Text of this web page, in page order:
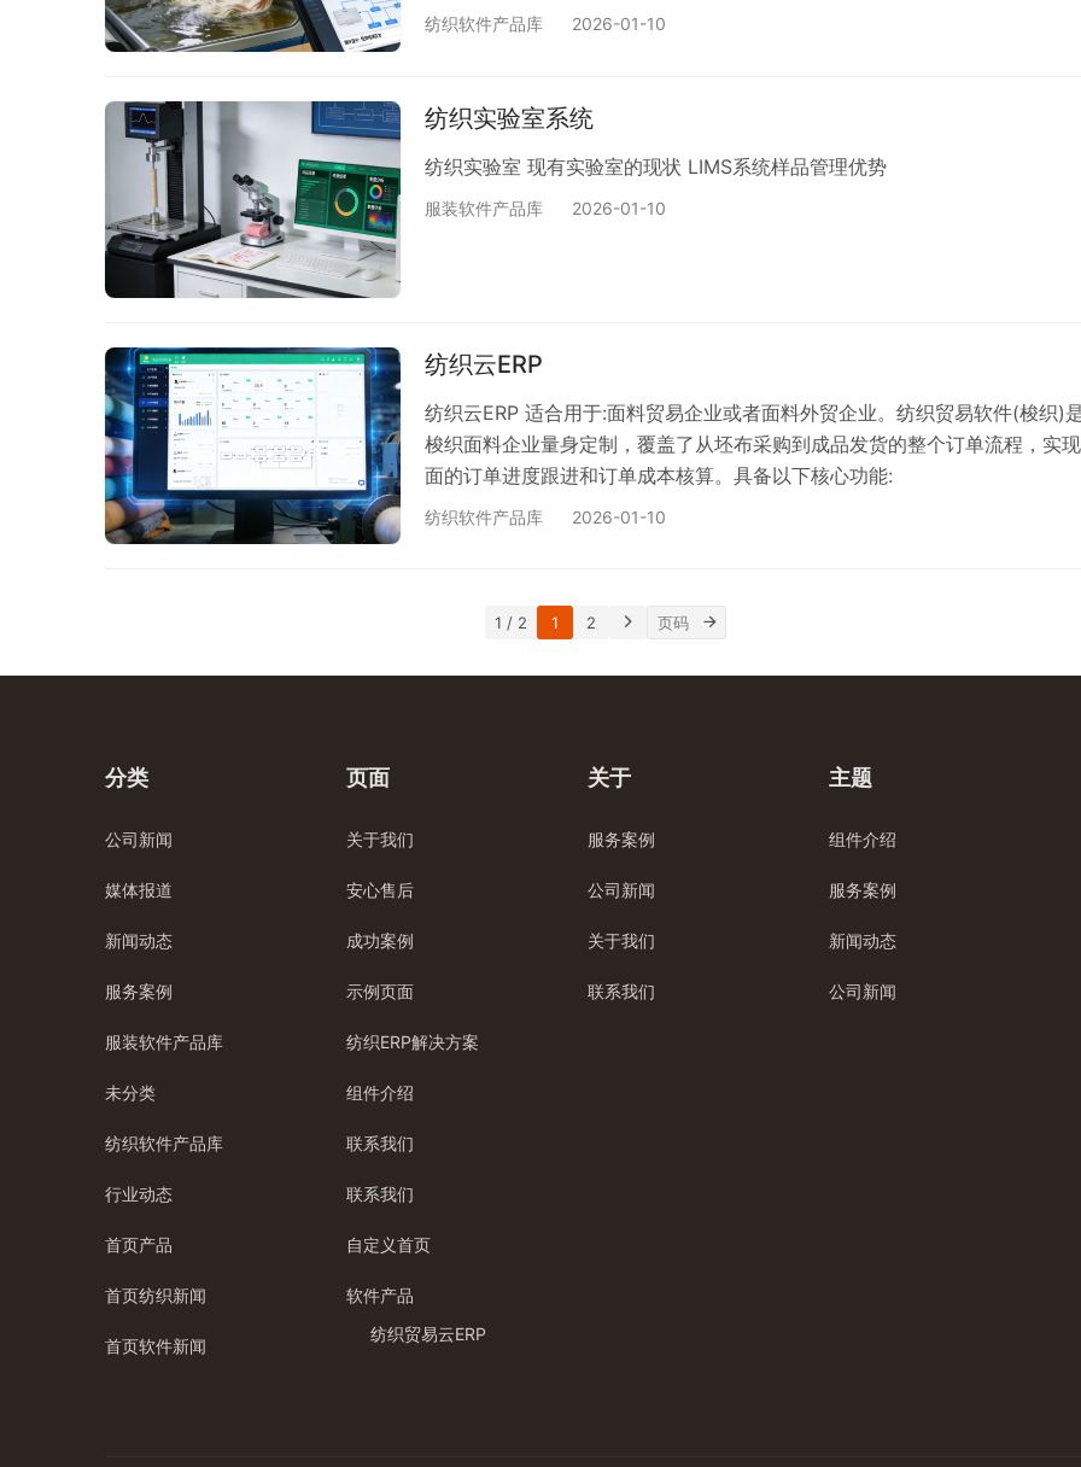
无缝连接打卷机，PDA 扫码出库。具备以下核心功能:
纺织软件产品库 2026-01-10
纺织实验室系统
纺织实验室 现有实验室的现状 LIMS系统样品管理优势
服装软件产品库 2026-01-10
纺织云ERP
纺织云ERP 适合用于:面料贸易企业或者面料外贸企业。纺织贸易软件(梭织)
梭织面料企业量身定制，覆盖了从坯布采购到成品发货的整个订单流程，实
面的订单进度跟进和订单成本核算。具备以下核心功能:
纺织软件产品库 2026-01-10
1 / 2 1 2
分类
公司新闻
媒体报道
新闻动态
服务案例
服装软件产品库
未分类
纺织软件产品库
行业动态
首页产品
首页纺织新闻
首页软件新闻
页面
关于我们
安心售后
成功案例
示例页面
纺织ERP解决方案
组件介绍
联系我们
联系我们
自定义首页
软件产品
纺织贸易云ERP
关于
服务案例
公司新闻
关于我们
联系我们
主题
组件介绍
服务案例
新闻动态
公司新闻